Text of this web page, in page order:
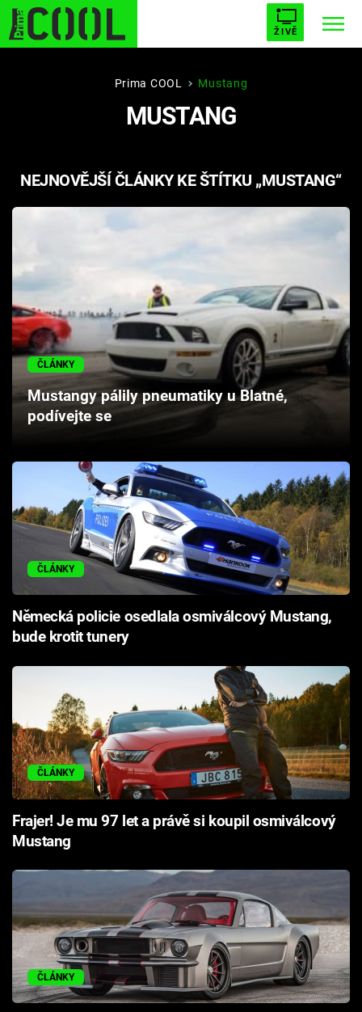
ŽIVĚ
STARHOUSE BUFFY, PŘEMOŽITELKA UPÍRŮ
PLNEJ KOTEL AVENGERS 5
Seriály
Hry
Cool Esport
Pořady
TV Program
Sledujte prima+
Přihlášení
Sledujte nás
Prima COOL Mustang
MUSTANG
NEJNOVĚJŠÍ ČLÁNKY KE ŠTÍTKU „MUSTANG“
ČLÁNKY
Mustangy pálily pneumatiky u Blatné,
podívejte se
ČLÁNKY
Německá policie osedlala osmiválcový Mustang,
bude krotit tunery
ČLÁNKY
Frajer! Je mu 97 let a právě si koupil osmiválcový
Mustang
ČLÁNKY